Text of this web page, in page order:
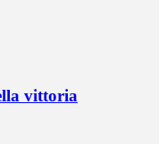
vittoria